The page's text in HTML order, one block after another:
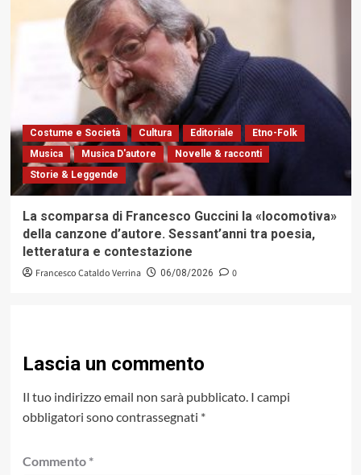
Costume e Società Cultura Editoriale
Etno-Folk
Musica
Musica D'autore
Novelle & racconti
Storie & Leggende
La scomparsa di Francesco Guccini la «locomotiva»
della canzone d’autore. Sessant’anni tra poesia,
letteratura e contestazione
Francesco Cataldo Verrina 06/08/2026 0
Lascia un commento
Il tuo indirizzo email non sarà pubblicato. I campi
obbligatori sono contrassegnati *
Commento *